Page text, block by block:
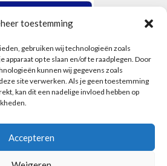
toestemming
gebruiken wij technologieën zoals
op te slaan en/of te raadplegen. Door
kunnen wij gegevens zoals
site verwerken. Als je geen toestemming
kan dit een nadelige invloed hebben op
Accepteren
VOORWAARDEN